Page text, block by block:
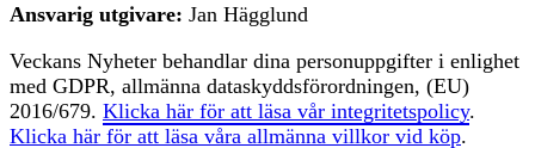
Ansvarig utgivare: Jan Hägglund
Veckans Nyheter behandlar dina personuppgifter i enlighet
med GDPR, allmänna dataskyddsförordningen, (EU)
2016/679. Klicka här för att läsa vår integritetspolicy.
Klicka här för att läsa våra allmänna villkor vid köp.